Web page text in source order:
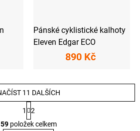
Pánské cyklistické kalhoty
Eleven Edgar ECO
890 Kč
O
v
11 DALŠÍCH
S
t
r
á
1
2
59položek celkem